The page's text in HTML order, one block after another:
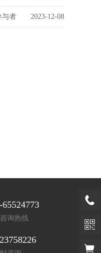
与者 2023-12-08
65524773
询热线